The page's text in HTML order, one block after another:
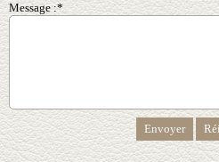
Message :*